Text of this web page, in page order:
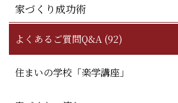
家づくり成功術
よくあるご質問Q&A (92)
住まいの学校「楽学講座」